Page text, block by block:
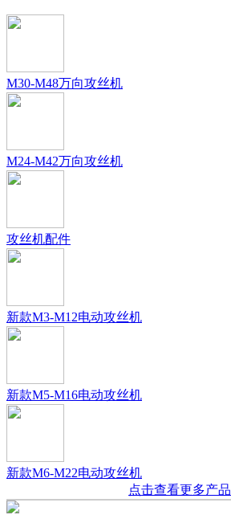
M30-M48万向攻丝机
M24-M42万向攻丝机
攻丝机配件
新款M3-M12电动攻丝机
新款M5-M16电动攻丝机
新款M6-M22电动攻丝机
点击查看更多产品